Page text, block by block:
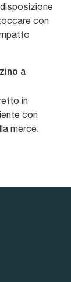
con
a
in
con
merce.